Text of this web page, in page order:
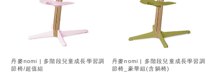
丹麥nomi | 多階段兒童成長學習調
節椅/超值組
丹麥nomi | 多階段兒童成長學習調
節椅_豪華組(含躺椅)